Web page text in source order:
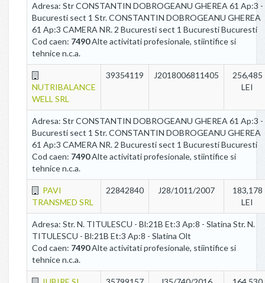
Adresa: Str CONSTANTIN DOBROGEANU GHEREA 61 Ap:3 -
Bucuresti sect 1 Str. CONSTANTIN DOBROGEANU GHEREA
61 Ap:3 CAMERA NR. 2 Bucuresti sect 1 Bucuresti Bucuresti
Cod caen: 7490Alte activitati profesionale, stiintifice si
tehnice n.c.a.
NUTRIBALANCE
WELL SRL
39354119 J2018006811405
256,485
LEI
Adresa: Str CONSTANTIN DOBROGEANU GHEREA 61 Ap:3 -
Bucuresti sect 1 Str. CONSTANTIN DOBROGEANU GHEREA
61 Ap:3 CAMERA NR. 2 Bucuresti sect 1 Bucuresti Bucuresti
Cod caen: 7490Alte activitati profesionale, stiintifice si
tehnice n.c.a.
PAVI
TRANSMED SRL
22842840 J28/1011/2007
183,178
LEI
Adresa: Str. N. TITULESCU - Bl:21B Et:3 Ap:8 - Slatina Str. N.
TITULESCU - Bl:21B Et:3 Ap:8 - Slatina Olt
Cod caen: 7490Alte activitati profesionale, stiintifice si
tehnice n.c.a.